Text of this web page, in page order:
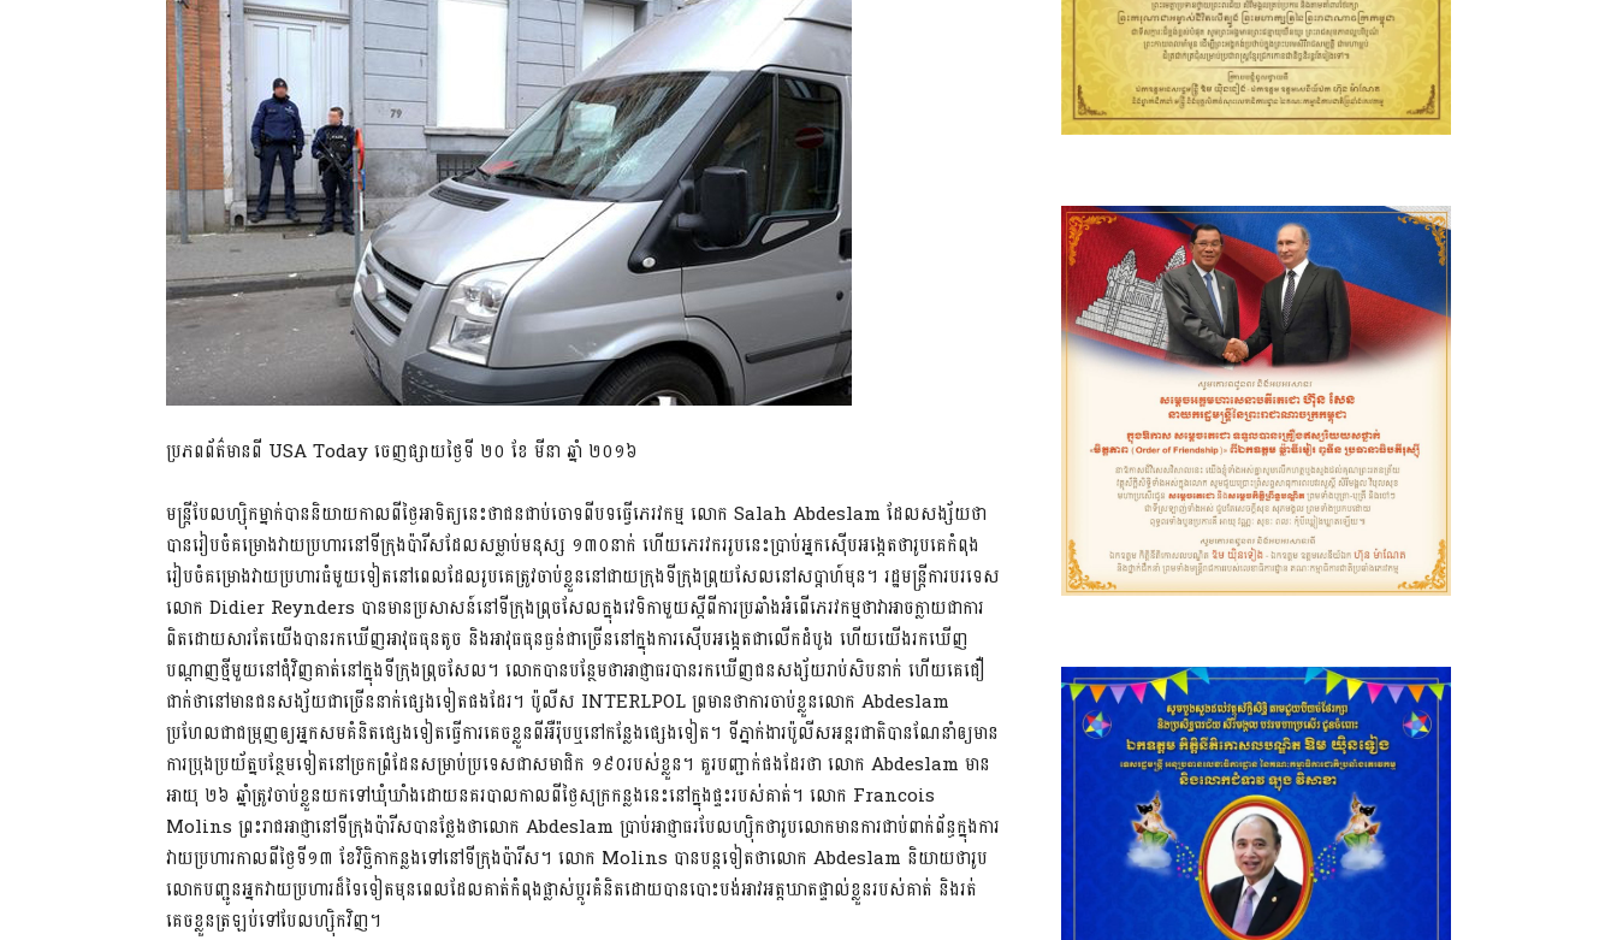
ប្រភពព័ត៌មានពី USA Today ចេញផ្សាយថ្ងៃទី ២០ ខែ​ មីនា ឆ្នាំ ២០១៦
មន្ត្រីបែលហ្ស៊ិកម្នាក់បាននិយាយកាលពីថ្ងៃអាទិត្យនេះថាជនជាប់ចោទពីបទធ្វើភេរវកម្ម លោក Salah Abdeslam ដែលសង្ស័យ​ថា​
បាន​រៀប​ចំ​គម្រោង​វាយប្រហារនៅទីក្រុងប៉ារីសដែលសម្លាប់មនុស្ស ១៣០នាក់ ហើយភេរវកររូបនេះ​ប្រាប់អ្នកស៊ើបអង្កេត​ថារូប​គេ​​កំពុង
រៀបចំគម្រោងវាយប្រហារធំមួយទៀតនៅពេលដែលរូបគេត្រូវចាប់ខ្លួននៅជាយក្រុងទីក្រុងព្រុយសែលនៅ​សប្តាហ៍​មុន។ រដ្ឋមន្រ្តីការបរទេស
លោក Didier Reynders បានមានប្រសាសន៍នៅទីក្រុងព្រុចសែលក្នុងវេទិកាមួយស្តីពីការប្រឆាំងអំពើភេរវកម្ម​ថាវាអាចក្លាយជាការ
ពិតដោយសារតែយើងបានរកឃើញអាវុធធុនតូច និងអាវុធធុនធ្ងន់ជាច្រើន​នៅក្នុងការស៊ើបអង្កេត​ជាលើក​ដំបូង​ ​ហើយ​យើង​រកឃើញ
បណ្តាញថ្មីមួយនៅជុំវិញគាត់នៅក្នុងទីក្រុងព្រុចសែល។ លោកបានបន្ថែមថា​អាជ្ញាធរបានរកឃើញ​ជន​សង្ស័យ​​​រាប់​សិប​​នាក់ ហើយគេជឿ
ជាក់ថានៅមានជនសង្ស័យជាច្រើននាក់ផ្សេងទៀតផងដែរ។ ប៉ូលីស INTERLPOL ព្រមានថាការចាប់ខ្លួនលោក Abdeslam
ប្រហែលជាជម្រុញឲ្យអ្នកសមគំនិតផ្សេងទៀត​ធ្វើការគេចខ្លួន​ពី​អឺរ៉ុប​ឬ​នៅកន្លែងផ្សេងទៀត។ ទីភ្នាក់ងារប៉ូលីសអន្តរជាតិបានណែនាំឲ្យមាន
ការប្រុងប្រយ័ត្នបន្ថែមទៀតនៅ​ច្រកព្រំដែន​សម្រាប់​ប្រទេស​​​ជា​សមាជិក ១៩០របស់ខ្លួន។ គួរបញ្ជាក់ផងដែរថា លោក Abdeslam មាន
អាយុ ២៦ ឆ្នាំត្រូវចាប់ខ្លួនយកទៅឃុំឃាំងដោយនគរបាលកាលពីថ្ងៃសុក្រកន្លងនេះ​នៅក្នុងផ្ទះរបស់គាត់។ លោក Francois
Molins ព្រះរាជអាជ្ញានៅទីក្រុងប៉ារីសបានថ្លែងថាលោក Abdeslam ប្រាប់អាជ្ញាធរ​បែលហ្ស៊ិក​ថារូបលោកមាន​ការ​ជាប់​ពាក់​ព័ន្ធក្នុងការ
វាយប្រហារកាលពីថ្ងៃទី១៣ ខែវិច្ឆិកាកន្លងទៅនៅទីក្រុងប៉ារីស​។ លោក Molins បានបន្តទៀតថាលោក Abdeslam និយាយថារូប
លោក​បញ្ជូនអ្នកវាយប្រហារដ៏ទៃទៀតមុនពេលដែលគាត់កំពុងផ្លាស់ប្តូរគំនិតដោយបានបោះបង់​អាវ​អត្ត​ឃាតផ្ទាល់ខ្លួនរបស់គាត់ និងរត់
គេចខ្លួនត្រឡប់ទៅបែលហ្ស៊ិកវិញ។